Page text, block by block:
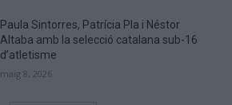
Paula Sintorres, Patrícia Pla i Néstor
Altaba amb la selecció catalana sub-16
d’atletisme
maig 8, 2026